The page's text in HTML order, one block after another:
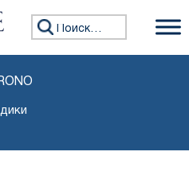
Искать: